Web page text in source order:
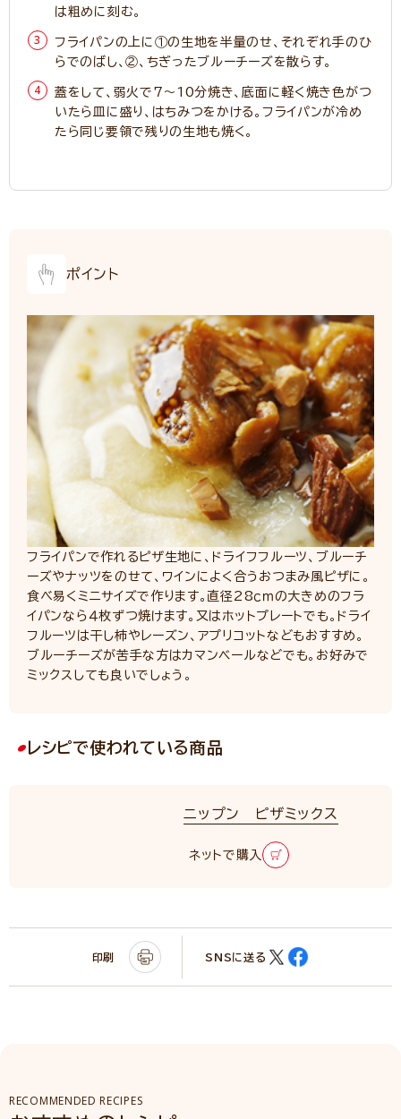
は粗めに刻む。
フライパンの上に①の生地を半量のせ、それぞれ手のひ
らでのばし、②、ちぎったブルーチーズを散らす。
蓋をして、弱火で7～10分焼き、底面に軽く焼き色がつ
いたら皿に盛り、はちみつをかける。フライパンが冷め
たら同じ要領で残りの生地も焼く。
ポイント
フライパンで作れるピザ生地に、ドライフフルーツ、ブルーチ
ーズやナッツをのせて、ワインによく合うおつまみ風ピザに。
食べ易くミニサイズで作ります。直径28ｃｍの大きめのフラ
イパンなら４枚ずつ焼けます。又はホットプレートでも。ドライ
フルーツは干し柿やレーズン、アプリコットなどもおすすめ。
ブルーチーズが苦手な方はカマンベールなどでも。お好みで
ミックスしても良いでしょう。
レシピで使われている商品
ニップン ピザミックス
ネットで購入
印刷 SNSに送る
RECOMMENDED RECIPES